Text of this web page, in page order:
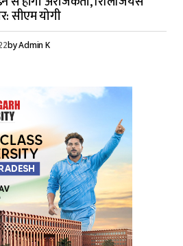
सीएम योगी
byAdmin K